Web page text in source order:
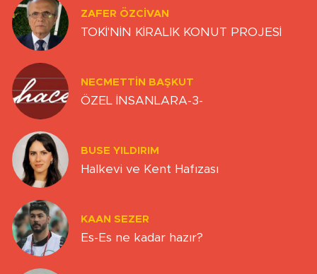
ZAFER ÖZCIVAN
TOKİ'NİN KİRALIK KONUT PROJESİ
NECMETTIN BAŞKUT
ÖZEL İNSANLARA-3-
BUSE YILDIRIM
Halkevi ve Kent Hafızası
KAAN SEZER
Es-Es ne kadar hazır?